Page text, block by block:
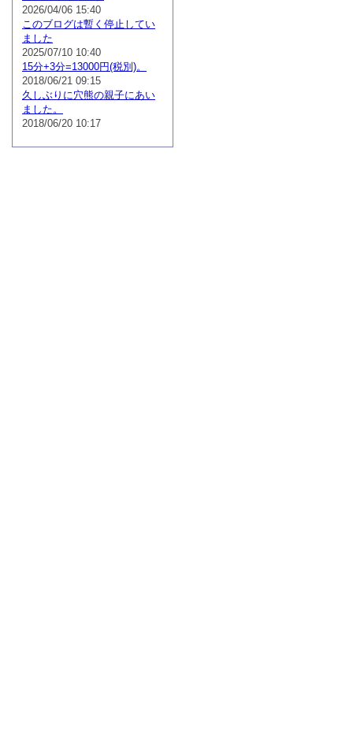
2026/04/06 15:40
このブログは暫く停止してい
ました
2025/07/10 10:40
15分+3分=13000円(税別)。
2018/06/21 09:15
久しぶりに穴熊の親子にあい
ました。
2018/06/20 10:17